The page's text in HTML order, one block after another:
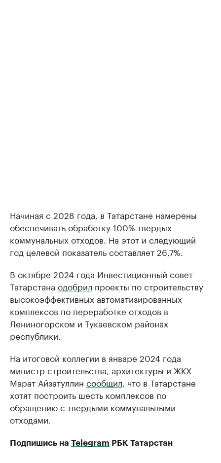
Начиная с 2028 года, в Татарстане намерены
обеспечиватьобработку 100% твердых
коммунальных отходов. На этот и следующий
год целевой показатель составляет 26,7%.
В октябре 2024 года Инвестиционный совет
Татарстана одобрил проекты по строительству
высокоэффективных автоматизированных
комплексов по переработке отходов в
Лениногорском и Тукаевском районах
республики.
На итоговой коллегии в январе 2024 года
министр строительства, архитектуры и ЖКХ
Марат Айзатуллин сообщил, что в Татарстане
хотят построить шесть комплексов по
обращению с твердыми коммунальными
отходами.
Подпишись на Telegram РБК Татарстан